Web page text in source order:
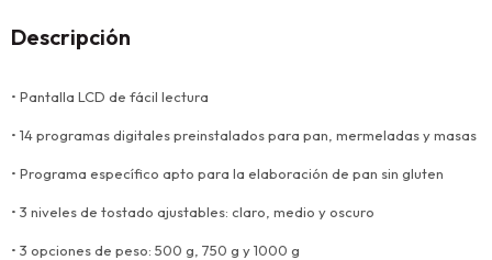
Descripción
• Pantalla LCD de fácil lectura
• 14 programas digitales preinstalados para pan, mermeladas y masas
• Programa específico apto para la elaboración de pan sin gluten
• 3 niveles de tostado ajustables: claro, medio y oscuro
• 3 opciones de peso: 500 g, 750 g y 1000 g